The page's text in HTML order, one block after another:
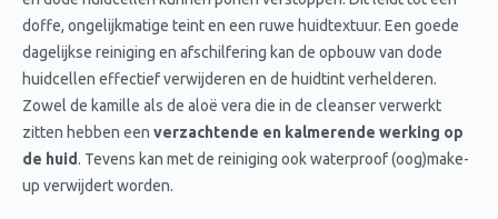
doffe, ongelijkmatige teint en een ruwe huidtextuur. Een goede
dagelijkse reiniging en afschilfering kan de opbouw van dode
huidcellen effectief verwijderen en de huidtint verhelderen.
Zowel de kamille als de aloë vera die in de cleanser verwerkt
zitten hebben een verzachtende en kalmerende werking op
de huid . Tevens kan met de reiniging ook waterproof (oog)make-
up verwijdert worden.